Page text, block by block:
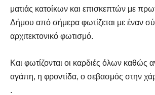
ματιάς κατοίκων και επισκεπτών με
Δήμου από σήμερα φωτίζεται με έναν
αρχιτεκτονικό φωτισμό.
Και φωτίζονται οι καρδιές όλων καθώς
αγάπη, η φροντίδα, ο σεβασμός στην
.